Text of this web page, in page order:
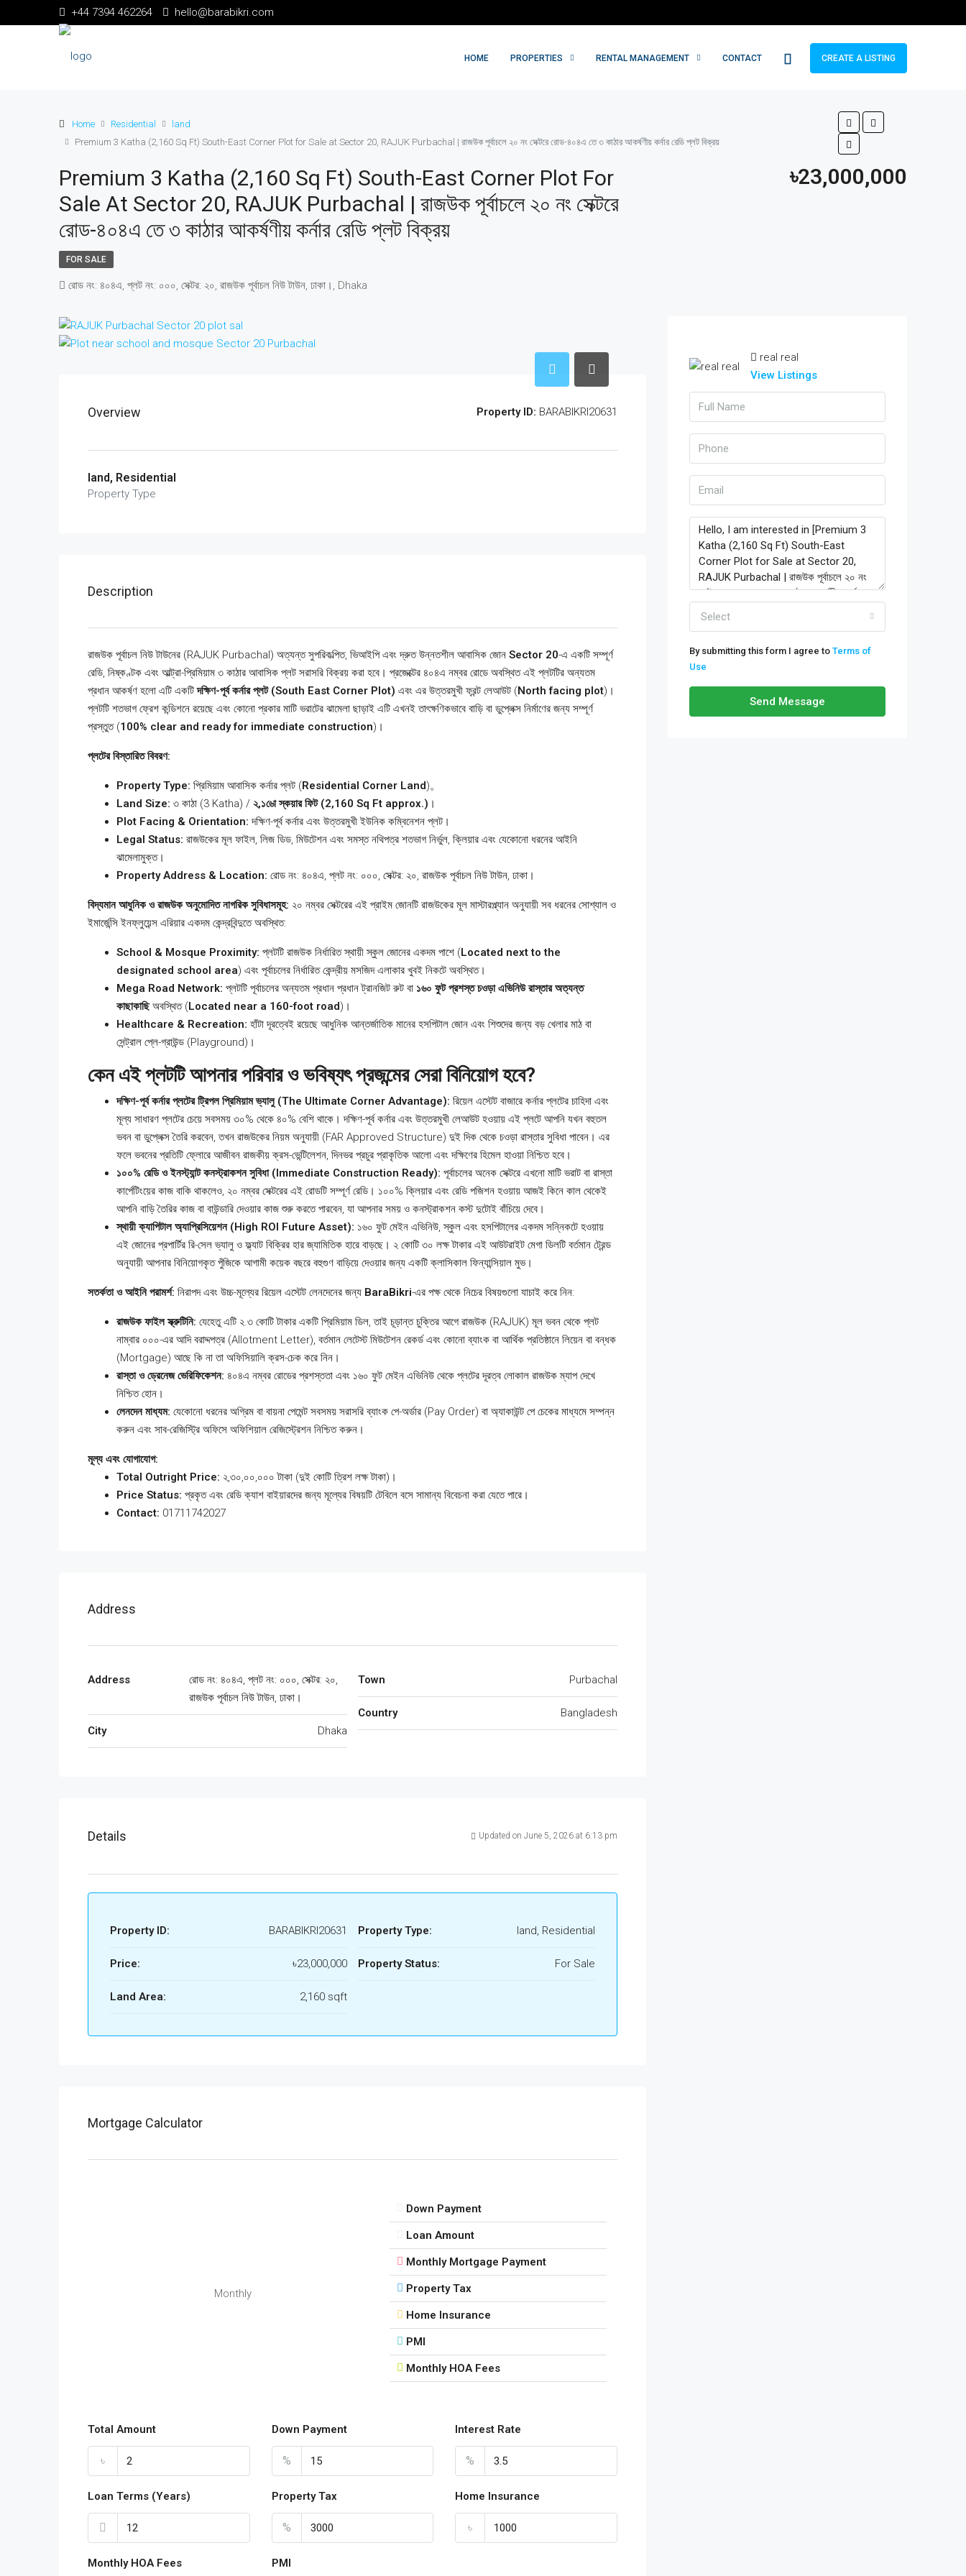
+44 7394 462264 hello@barabikri.com
HOME PROPERTIES RENTAL MANAGEMENT CONTACT CREATE A LISTING
Home Residential
land
Premium 3 Katha (2,160 Sq Ft) South-East Corner Plot for Sale at Sector 20, RAJUK Purbachal | রাজউক পূর্বাচলে ২০ নং সেক্টরে রোড-৪০৪এ তে ৩ কাঠার আকর্ষণীয় কর্নার রেডি প্লট বিক্রয়
Premium 3 Katha (2,160 Sq Ft) South-East Corner Plot For
Sale At Sector 20, RAJUK Purbachal | রাজউক পূর্বাচলে ২০ নং সেক্টরে
রোড-৪০৪এ তে ৩ কাঠার আকর্ষণীয় কর্নার রেডি প্লট বিক্রয়
৳23,000,000
FOR SALE
রোড নং: ৪০৪এ, প্লট নং: ০০০, সেক্টর: ২০, রাজউক পূর্বাচল নিউ টাউন, ঢাকা।, Dhaka
Overview Property ID: BARABIKRI20631
land, Residential
Property Type
Description
রাজউক পূর্বাচল নিউ টাউনের (RAJUK Purbachal) অত্যন্ত সুপরিকল্পিত, ভিআইপি এবং দ্রুত উন্নতশীল আবাসিক জোন Sector 20-এ একটি সম্পূর্ণ
রেডি, নিষ্কণ্টক এবং আল্ট্রা-প্রিমিয়াম ৩ কাঠার আবাসিক প্লট সরাসরি বিক্রয় করা হবে। প্রজেক্টের ৪০৪এ নম্বর রোডে অবস্থিত এই প্লটটির অন্যতম
প্রধান আকর্ষণ হলো এটি একটিদক্ষিণ-পূর্ব কর্নার প্লট (South East Corner Plot) এবং এর উত্তরমুখী ফ্রন্ট লেআউট (North facing plot)।
প্লটটি শতভাগ ফ্রেশ কন্ডিশনে রয়েছে এবং কোনো প্রকার মাটি ভরাটের ঝামেলা ছাড়াই এটি এখনই তাৎক্ষণিকভাবে বাড়ি বা ডুপ্লেক্স নির্মাণের জন্য সম্পূর্ণ
প্রস্তুত (100% clear and ready for immediate construction)।
প্লটের বিস্তারিত বিবরণ:
Property Type: প্রিমিয়াম আবাসিক কর্নার প্লট (Residential Corner Land)。
Land Size: ৩ কাঠা (3 Katha) / ২,১৬ো স্কয়ার ফিট (2,160 Sq Ft approx.) ।
Plot Facing & Orientation: দক্ষিণ-পূর্ব কর্নার এবং উত্তরমুখী ইউনিক কম্বিনেশন প্লট।
Legal Status: রাজউকের মূল ফাইল, লিজ ডিড, মিউটেশন এবং সমস্ত নথিপত্র শতভাগ নির্ভুল, ক্লিয়ার এবং যেকোনো ধরনের আইনি
ঝামেলামুক্ত।
Property Address & Location: রোড নং: ৪০৪এ, প্লট নং: ০০০, সেক্টর: ২০, রাজউক পূর্বাচল নিউ টাউন, ঢাকা।
বিদ্যমান আধুনিক ও রাজউক অনুমোদিত নাগরিক সুবিধাসমূহ: ২০ নম্বর সেক্টরের এই প্রাইম জোনটি রাজউকের মূল মাস্টারপ্ল্যান অনুযায়ী সব ধরনের সোশ্যাল ও
ইমার্জেন্সি ইনফ্লুয়েন্স এরিয়ার একদম কেন্দ্রবিন্দুতে অবস্থিত:
School & Mosque Proximity: প্লটটি রাজউক নির্ধারিত স্থায়ী স্কুল জোনের একদম পাশে (Located next to the
designated school area) এবং পূর্বাচলের নির্ধারিত কেন্দ্রীয় মসজিদ এলাকার খুবই নিকটে অবস্থিত।
Mega Road Network: প্লটটি পূর্বাচলের অন্যতম প্রধান প্রধান ট্রানজিট রুট বা ১৬০ ফুট প্রশস্ত চওড়া এভিনিউ রাস্তার অত্যন্ত
কাছাকাছিঅবস্থিত (Located near a 160-foot road)।
Healthcare & Recreation: হাঁটা দূরত্বেই রয়েছে আধুনিক আন্তর্জাতিক মানের হসপিটাল জোন এবং শিশুদের জন্য বড় খেলার মাঠ বা
সেন্ট্রাল প্লে-গ্রাউন্ড (Playground)।
কেন এই প্লটটি আপনার পরিবার ও ভবিষ্যৎ প্রজন্মের সেরা বিনিয়োগ হবে?
দক্ষিণ-পূর্ব কর্নার প্লটের ট্রিপল প্রিমিয়াম ভ্যালু (The Ultimate Corner Advantage): রিয়েল এস্টেট বাজারে কর্নার প্লটের চাহিদা এবং
মূল্য সাধারণ প্লটের চেয়ে সবসময় ৩০% থেকে ৪০% বেশি থাকে। দক্ষিণ-পূর্ব কর্নার এবং উত্তরমুখী লেআউট হওয়ায় এই প্লটে আপনি যখন বহুতল
ভবন বা ডুপ্লেক্স তৈরি করবেন, তখন রাজউকের নিয়ম অনুযায়ী (FAR Approved Structure) দুই দিক থেকে চওড়া রাস্তার সুবিধা পাবেন। এর
ফলে ভবনের প্রতিটি ফ্লোরে আজীবন রাজকীয় ক্রস-ভেন্টিলেশন, দিনভর প্রচুর প্রাকৃতিক আলো এবং দক্ষিণের হিমেল হাওয়া নিশ্চিত হবে।
১০০% রেডি ও ইনস্ট্যান্ট কনস্ট্রাকশন সুবিধা (Immediate Construction Ready): পূর্বাচলের অনেক সেক্টরে এখনো মাটি ভরাট বা রাস্তা
কার্পেটিংয়ের কাজ বাকি থাকলেও, ২০ নম্বর সেক্টরের এই রোডটি সম্পূর্ণ রেডি। ১০০% ক্লিয়ার এবং রেডি পজিশন হওয়ায় আজই কিনে কাল থেকেই
আপনি বাড়ি তৈরির কাজ বা বাউন্ডারি দেওয়ার কাজ শুরু করতে পারবেন, যা আপনার সময় ও কনস্ট্রাকশন কস্ট দুটোই বাঁচিয়ে দেবে।
স্থায়ী ক্যাপিটাল অ্যাপ্রিসিয়েশন (High ROI Future Asset): ১৬০ ফুট মেইন এভিনিউ, স্কুল এবং হসপিটালের একদম সন্নিকটে হওয়ায়
এই জোনের প্রপার্টির রি-সেল ভ্যালু ও ফ্ল্যাট বিক্রির হার জ্যামিতিক হারে বাড়ছে। ২ কোটি ৩০ লক্ষ টাকার এই আউটরাইট মেগা ডিলটি বর্তমান ট্রেন্ড
অনুযায়ী আপনার বিনিয়োগকৃত পুঁজিকে আগামী কয়েক বছরে বহুগুণ বাড়িয়ে দেওয়ার জন্য একটি ক্লাসিকাল ফিন্যান্সিয়াল মুভ।
সতর্কতা ও আইনি পরামর্শ: নিরাপদ এবং উচ্চ-মূল্যের রিয়েল এস্টেট লেনদেনের জন্য BaraBikri-এর পক্ষ থেকে নিচের বিষয়গুলো যাচাই করে নিন:
রাজউক ফাইল স্ক্রুটিনি: যেহেতু এটি ২.৩ কোটি টাকার একটি প্রিমিয়াম ডিল, তাই চূড়ান্ত চুক্তির আগে রাজউক (RAJUK) মূল ভবন থেকে প্লট
নাম্বার ০০০-এর আদি বরাদ্দপত্র (Allotment Letter), বর্তমান লেটেস্ট মিউটেশন রেকর্ড এবং কোনো ব্যাংক বা আর্থিক প্রতিষ্ঠানে লিয়েন বা বন্ধক
(Mortgage) আছে কি না তা অফিসিয়ালি ক্রস-চেক করে নিন।
রাস্তা ও ড্রেনেজ ভেরিফিকেশন: ৪০৪এ নম্বর রোডের প্রশস্ততা এবং ১৬০ ফুট মেইন এভিনিউ থেকে প্লটের দূরত্ব লোকাল রাজউক ম্যাপ দেখে
নিশ্চিত হোন।
লেনদেন মাধ্যম: যেকোনো ধরনের অগ্রিম বা বায়না পেমেন্ট সবসময় সরাসরি ব্যাংক পে-অর্ডার (Pay Order) বা অ্যাকাউন্ট পে চেকের মাধ্যমে সম্পন্ন
করুন এবং সাব-রেজিস্ট্রি অফিসে অফিশিয়াল রেজিস্ট্রেশন নিশ্চিত করুন।
মূল্য এবং যোগাযোগ:
Total Outright Price: ২,৩০,০০,০০০ টাকা (দুই কোটি ত্রিশ লক্ষ টাকা)।
Price Status: প্রকৃত এবং রেডি ক্যাশ বাইয়ারদের জন্য মূল্যের বিষয়টি টেবিলে বসে সামান্য বিবেচনা করা যেতে পারে।
Contact: 01711742027
Address
Address
রোড নং: ৪০৪এ, প্লট নং: ০০০, সেক্টর: ২০,
রাজউক পূর্বাচল নিউ টাউন, ঢাকা।
City Dhaka
Town Purbachal
Country Bangladesh
Details Updated on June 5, 2026 at 6:13 pm
Property ID: BARABIKRI20631
Price: ৳23,000,000
Land Area: 2,160 sqft
Property Type: land, Residential
Property Status: For Sale
Mortgage Calculator
Monthly
Down Payment
Loan Amount
Monthly Mortgage Payment
Property Tax
Home Insurance
PMI
Monthly HOA Fees
Total Amount
৳
Down Payment
%
Interest Rate
%
Loan Terms (Years) Property Tax
%
Home Insurance
৳
Monthly HOA Fees PMI
real real
View Listings
Select
By submitting this form I agree to Terms of
Use
Send Message